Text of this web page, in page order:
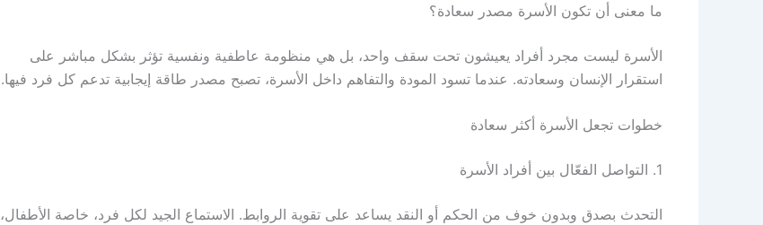
ما معنى أن تكون الأسرة مصدر سعادة؟
الأسرة ليست مجرد أفراد يعيشون تحت سقف واحد، بل هي منظومة عاطفية ونفسية تؤثر بشكل مباشر على
استقرار الإنسان وسعادته. عندما تسود المودة والتفاهم داخل الأسرة، تصبح مصدر طاقة إيجابية تدعم كل فرد فيها.
خطوات تجعل الأسرة أكثر سعادة
1. التواصل الفعّال بين أفراد الأسرة
التحدث بصدق وبدون خوف من الحكم أو النقد يساعد على تقوية الروابط. الاستماع الجيد لكل فرد، خاصة الأطفال،